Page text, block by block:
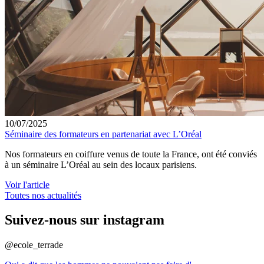
10/07/2025
Séminaire des formateurs en partenariat avec L’Oréal
Nos formateurs en coiffure venus de toute la France, ont été conviés
à un séminaire L’Oréal au sein des locaux parisiens.
Voir l'article
Toutes nos actualités
Suivez-nous sur instagram
@ecole_terrade